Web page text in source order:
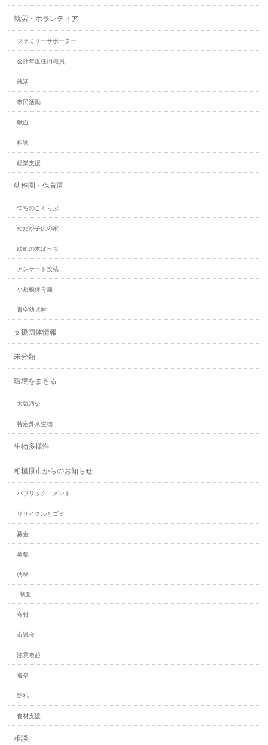
就労・ボランティア
ファミリーサポーター
会計年度任用職員
就活
市民活動
献血
相談
起業支援
幼稚園・保育園
つちのこくらぶ
めだか子供の家
ゆめの木ぼっち
アンケート投稿
小規模保育園
青空幼児村
支援団体情報
未分類
環境をまもる
大気汚染
特定外来生物
生物多様性
相模原市からのお知らせ
パブリックコメント
リサイクルとゴミ
募金
募集
啓発
献血
寄付
市議会
注意喚起
選挙
防犯
食材支援
相談